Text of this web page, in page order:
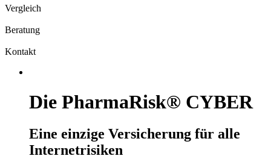
Vergleich
Beratung
Kontakt
Die PharmaRisk® CYBER
Eine einzige Versicherung für alle
Internetrisiken